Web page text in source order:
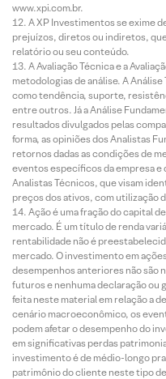
www.xpi.com.br.
A XP Investimentos se exime
prejuízos, diretos ou indiretos,
relatório ou seu conteúdo.
A Avaliação Técnica e a
metodologias de análise. A
como tendência, suporte,
entre outros. Já a Análise
resultados divulgados pelas
forma, as opiniões dos Analistas
retornos dadas as condições de
eventos específicos da empresa e
Analistas Técnicos, que visam
preços dos ativos, com utilização
Ação é uma fração do capital
mercado. É um título de renda
rentabilidade não é
mercado. O investimento em
desempenhos anteriores não são
futuros e nenhuma declaração ou
feita neste material em relação a
cenário macroeconômico, os
podem afetar o desempenho do
em significativas perdas
investimento é de médio-longo
patrimônio do cliente neste tipo